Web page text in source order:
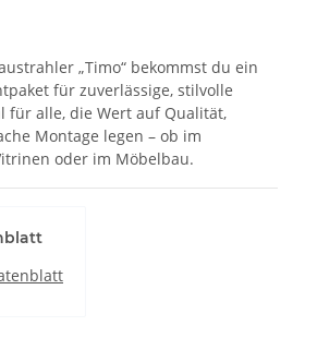
„Timo“ bekommst du ein
für zuverlässige, stilvolle
für alle, die Wert auf Qualität,
Montage legen – ob im
oder im Möbelbau.